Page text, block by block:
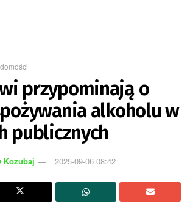
przypominają o
alkoholu w
publicznych
Kozubaj 2025-09-06 08:42